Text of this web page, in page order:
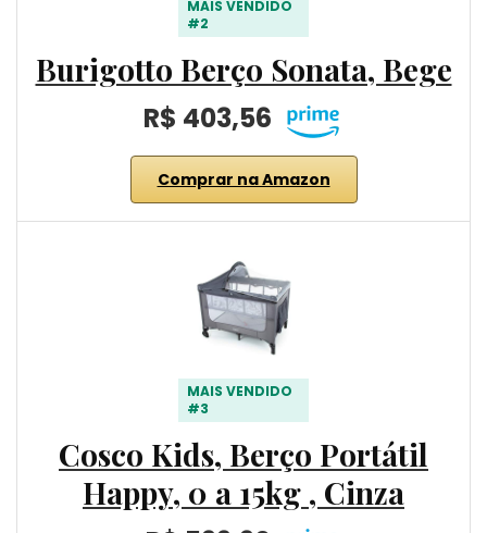
MAIS VENDIDO
#2
Burigotto Berço Sonata, Bege
R$ 403,56
Comprar na Amazon
MAIS VENDIDO
#3
Cosco Kids, Berço Portátil
Happy, 0 a 15kg , Cinza